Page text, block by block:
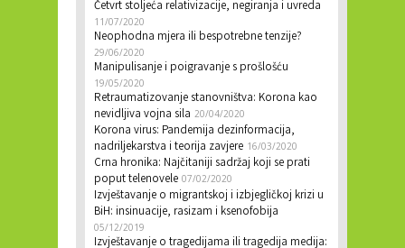
Četvrt stoljeća relativizacije, negiranja i uvreda
11/07/2020
Neophodna mjera ili bespotrebne tenzije?
29/06/2020
Manipulisanje i poigravanje s prošlošću
19/05/2020
Retraumatizovanje stanovništva: Korona kao
nevidljiva vojna sila 20/04/2020
Korona virus: Pandemija dezinformacija,
nadriljekarstva i teorija zavjere 16/03/2020
Crna hronika: Najčitaniji sadržaj koji se prati
poput telenovele 07/02/2020
Izvještavanje o migrantskoj i izbjegličkoj krizi u
BiH: insinuacije, rasizam i ksenofobija
05/12/2019
Izvještavanje o tragedijama ili tragedija medija: